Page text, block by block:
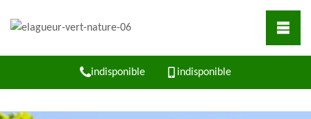
indisponible indisponible